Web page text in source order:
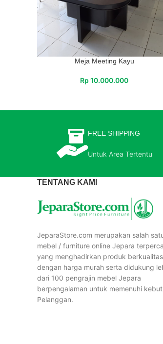
Meja Meeting Kayu
Rp 10.000.000
FREE SHIPPING
Untuk Area Tertentu
TENTANG KAMI
JeparaStore.com merupakan salah
mebel / furniture online Jepara
yang menghadirkan produk
dengan harga murah serta didukung
dari 100 pengrajin mebel Jepara
berpengalaman untuk memenuhi
Pelanggan.